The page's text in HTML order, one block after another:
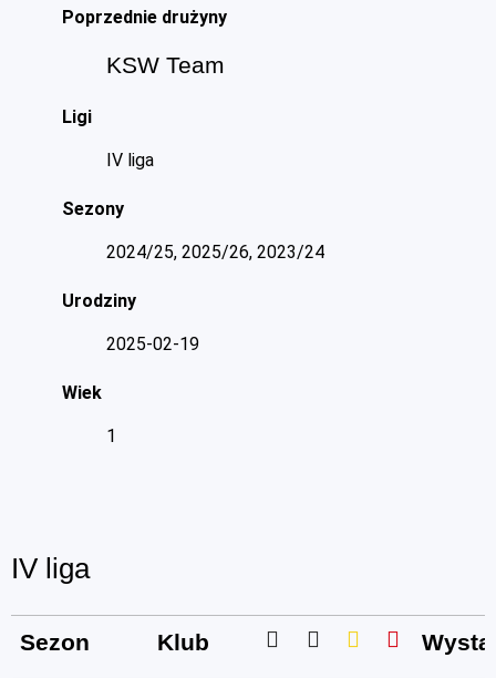
Poprzednie drużyny
KSW Team
Ligi
IV liga
Sezony
2024/25, 2025/26, 2023/24
Urodziny
2025-02-19
Wiek
1
IV liga
Sezon Klub